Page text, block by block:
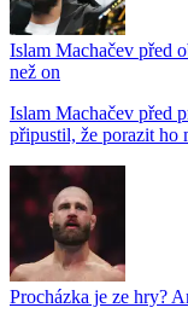
Islam Machačev před
než on
Islam Machačev před
připustil, že porazit ho
Procházka je ze hry?